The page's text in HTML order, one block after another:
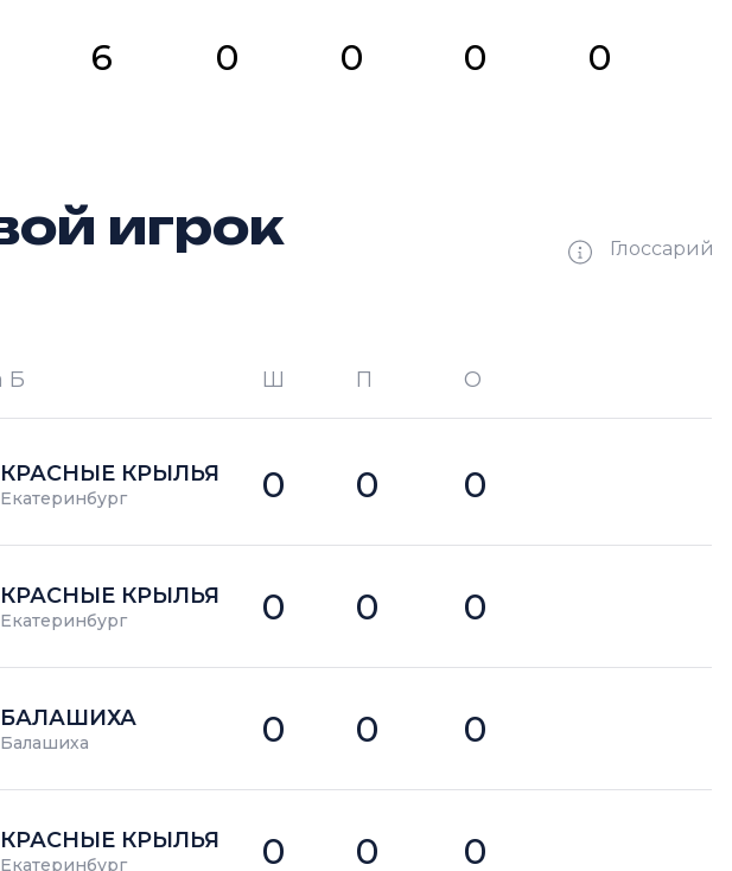
6 0 0 0 0
игрок Глоссарий
Б Ш П О
КРАСНЫЕ КРЫЛЬЯ
Екатеринбург 0 0 0
КРАСНЫЕ КРЫЛЬЯ
Екатеринбург 0 0 0
БАЛАШИХА
Балашиха 0 0 0
КРАСНЫЕ КРЫЛЬЯ
Екатеринбург 0 0 0